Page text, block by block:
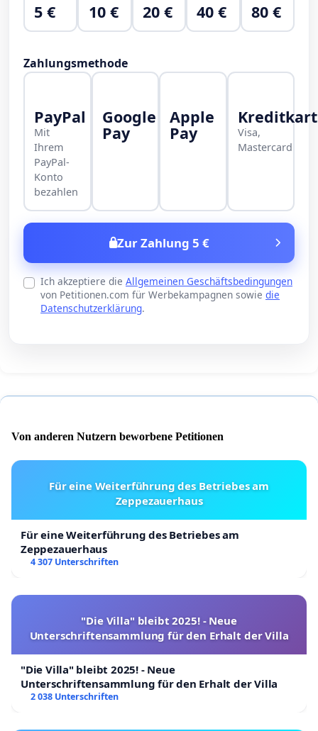
5 € 10 € 20 € 40 € 80 €
Zahlungsmethode
PayPal
Mit
Ihrem
PayPal-
Konto
bezahlen
Google
Pay
Apple
Pay
Visa,
Mastercard
Zur Zahlung 5 €
Ich akzeptiere die Allgemeinen Geschäftsbedingungen
von Petitionen.com für Werbekampagnen sowie die
Datenschutzerklärung.
Von anderen Nutzern beworbene Petitionen
Für eine Weiterführung des Betriebes am
Zeppezauerhaus
Für eine Weiterführung des Betriebes am
Zeppezauerhaus
4 307 Unterschriften
"Die Villa" bleibt 2025! - Neue
Unterschriftensammlung für den Erhalt der Villa
"Die Villa" bleibt 2025! - Neue
Unterschriftensammlung für den Erhalt der Villa
2 038 Unterschriften